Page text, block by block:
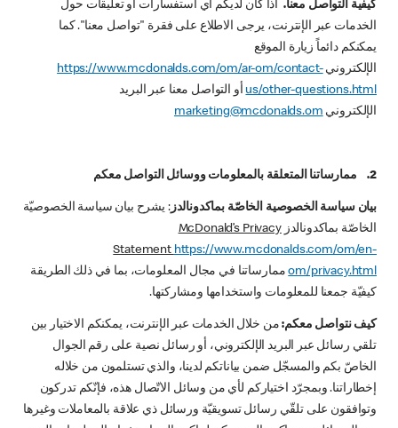
كيفية التواصل معنا. اذا كان لديكم أي استفسارات أو تعليقات حول
الخدمات عبر الإنترنت، يرجى الاطلاع على فقرة "تواصل معنا". كما
يمكنكم دائماً زيارة الموقع
الإلكترونيhttps://www.mcdonalds.com/om/ar-om/contact-
us/other-questions.html أو التواصل معنا عبر البريد
الإلكتروني marketing@mcdonalds.om
2. ممارساتنا المتعلقة بالمعلومات ووسائل التواصل معكم
بيان سياسة الخصوصية الخاصّة بماكدونالدز: يشرح بيان سياسة الخصوصيّة
الخاصّة بماكدونالدزMcDonald’s Privacy
Statement https://www.mcdonalds.com/om/en-
om/privacy.htmlممارساتنا في مجال المعلومات، بما في ذلك الطريقة
كيفيّة جمعنا للمعلومات واستخدامها ومشاركتها.
كيف نتواصل معكم: من خلال الخدمات عبر الإنترنت، يمكنكم الاختيار بين
تلقي رسائل عبر البريد الإلكتروني، أو رسائل نصية على رقم الجوال
الخاصّ بكم والمسجّل ضمن بياناتكم لدينا، والذي تستلمون من خلاله
إخطاراتنا. وبمجرّد اختياركم لأي من وسائل الاتّصال هذه، فإنّكم تدركون
وتوافقون على تلقّي رسائل تسويقيّة ورسائل ذي علاقة بالمعاملات وغيرها